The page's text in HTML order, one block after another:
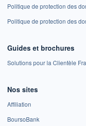
Politique de protection des
Politique de protection des
Guides et brochures
Solutions pour la Clientèle
Nos sites
Affiliation
BoursoBank